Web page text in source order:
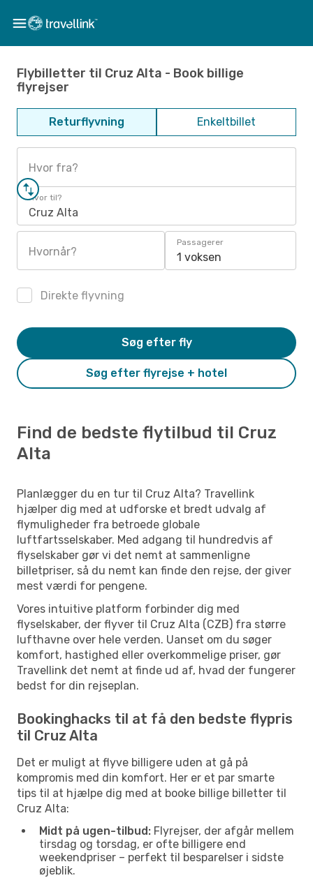
Flybilletter til Cruz Alta - Book billige
flyrejser
Returflyvning Enkeltbillet
Hvor fra?
Hvor til?
Cruz Alta
Hvornår?
Passagerer
1 voksen
Direkte flyvning
Søg efter flyrejse + hotel
Søg efter fly
Find de bedste flytilbud til Cruz
Alta
Planlægger du en tur til Cruz Alta? Travellink
hjælper dig med at udforske et bredt udvalg af
flymuligheder fra betroede globale
luftfartsselskaber. Med adgang til hundredvis af
flyselskaber gør vi det nemt at sammenligne
billetpriser, så du nemt kan finde den rejse, der giver
mest værdi for pengene.
Vores intuitive platform forbinder dig med
flyselskaber, der flyver til Cruz Alta (CZB) fra større
lufthavne over hele verden. Uanset om du søger
komfort, hastighed eller overkommelige priser, gør
Travellink det nemt at finde ud af, hvad der fungerer
bedst for din rejseplan.
Bookinghacks til at få den bedste flypris
til Cruz Alta
Det er muligt at flyve billigere uden at gå på
kompromis med din komfort. Her er et par smarte
tips til at hjælpe dig med at booke billige billetter til
Cruz Alta:
Midt på ugen-tilbud: Flyrejser, der afgår mellem
tirsdag og torsdag, er ofte billigere end
weekendpriser – perfekt til besparelser i sidste
øjeblik.